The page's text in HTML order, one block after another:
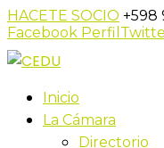
HACETE SOCIO +598
Facebook Perfil
Inicio
La Cámara
Directorio